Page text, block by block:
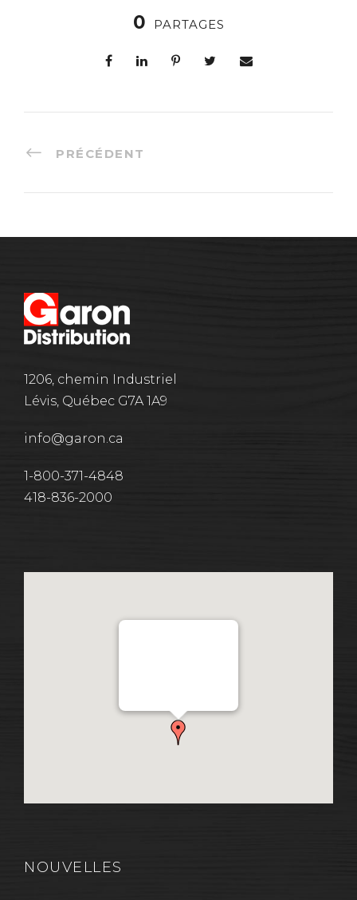
0 PARTAGES
PRÉCÉDENT
1206, chemin Industriel
Lévis, Québec G7A 1A9
info@garon.ca
1-800-371-4848
418-836-2000
NOUVELLES